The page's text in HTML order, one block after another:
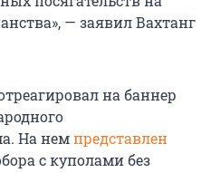
— заявил Вахтанг
на баннер
На немпредставлен
с куполами без